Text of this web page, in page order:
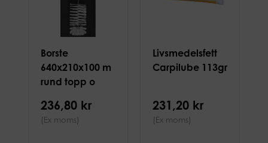
Borste
640x210x100 m
rund topp o
236,80 kr
(Ex moms)
Livsmedelsfett
Carpilube 113gr
231,20 kr
(Ex moms)